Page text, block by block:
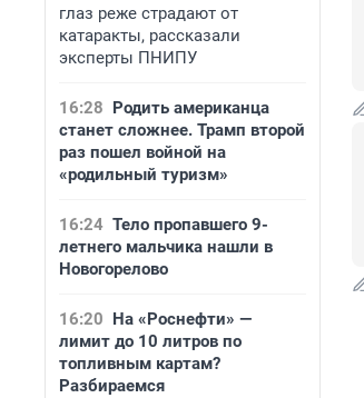
глаз реже страдают от
катаракты, рассказали
эксперты ПНИПУ
16:28 Родить американца
станет сложнее. Трамп второй
раз пошел войной на
«родильный туризм»
16:24 Тело пропавшего 9-
летнего мальчика нашли в
Новогорелово
16:20 На «Роснефти» —
лимит до 10 литров по
топливным картам?
Разбираемся